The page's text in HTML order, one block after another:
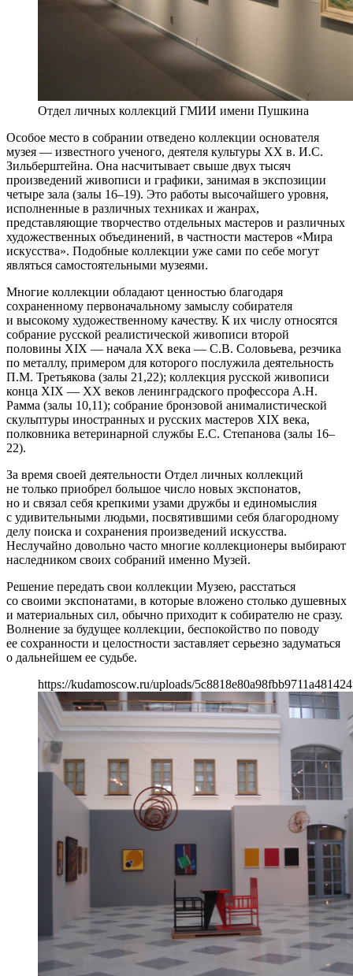
Отдел личных коллекций ГМИИ имени Пушкина
Особое место в собрании отведено коллекции основателя
музея — известного ученого, деятеля культуры XX в. И.С.
Зильберштейна. Она насчитывает свыше двух тысяч
произведений живописи и графики, занимая в экспозиции
четыре зала (залы 16–19). Это работы высочайшего уровня,
исполненные в различных техниках и жанрах,
представляющие творчество отдельных мастеров и различных
художественных объединений, в частности мастеров «Мира
искусства». Подобные коллекции уже сами по себе могут
являться самостоятельными музеями.
Многие коллекции обладают ценностью благодаря
сохраненному первоначальному замыслу собирателя
и высокому художественному качеству. К их числу относятся
собрание русской реалистической живописи второй
половины ХIХ — начала XX века — С.В. Соловьева, резчика
по металлу, примером для которого послужила деятельность
П.М. Третьякова (залы 21,22); коллекция русской живописи
конца ХIХ — ХХ веков ленинградского профессора А.Н.
Рамма (залы 10,11); собрание бронзовой анималистической
скульптуры иностранных и русских мастеров ХIХ века,
полковника ветеринарной службы Е.С. Степанова (залы 16–
22).
За время своей деятельности Отдел личных коллекций
не только приобрел большое число новых экспонатов,
но и связал себя крепкими узами дружбы и единомыслия
с удивительными людьми, посвятившими себя благородному
делу поиска и сохранения произведений искусства.
Неслучайно довольно часто многие коллекционеры выбирают
наследником своих собраний именно Музей.
Решение передать свои коллекции Музею, расстаться
со своими экспонатами, в которые вложено столько душевных
и материальных сил, обычно приходит к собирателю не сразу.
Волнение за будущее коллекции, беспокойство по поводу
ее сохранности и целостности заставляет серьезно задуматься
о дальнейшем ее судьбе.
https://kudamoscow.ru/uploads/